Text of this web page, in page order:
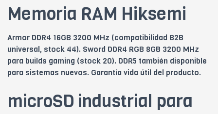
Memoria RAM Hiksemi
Armor DDR4 16GB 3200 MHz (compatibilidad B2B
universal, stock 44). Sword DDR4 RGB 8GB 3200 MHz
para builds gaming (stock 20). DDR5 también disponible
para sistemas nuevos. Garantía vida útil del producto.
microSD industrial para